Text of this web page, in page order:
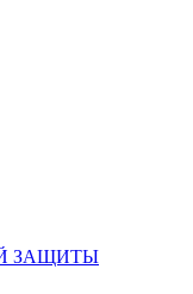
ЗАЩИТЫ